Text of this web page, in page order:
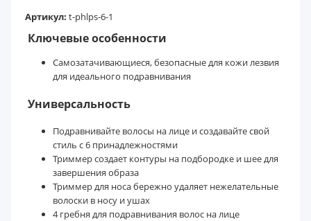
Артикул: t-phlps-6-1
Ключевые особенности
Самозатачивающиеся, безопасные для кожи лезвия
для идеального подравнивания
Универсальность
Подравнивайте волосы на лице и создавайте свой
стиль с 6 принадлежностями
Триммер создает контуры на подбородке и шее для
завершения образа
Триммер для носа бережно удаляет нежелательные
волоски в носу и ушах
4 гребня для подравнивания волос на лице